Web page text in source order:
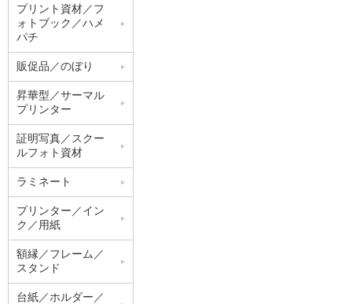
プリント資材／フ
ォトブック／ハメ
パチ
販促品／のぼり
昇華型／サーマル
プリンター
証明写真／スクー
ルフォト資材
ラミネート
プリンター／イン
ク／用紙
額縁／フレーム／
スタンド
台紙／ホルダー／